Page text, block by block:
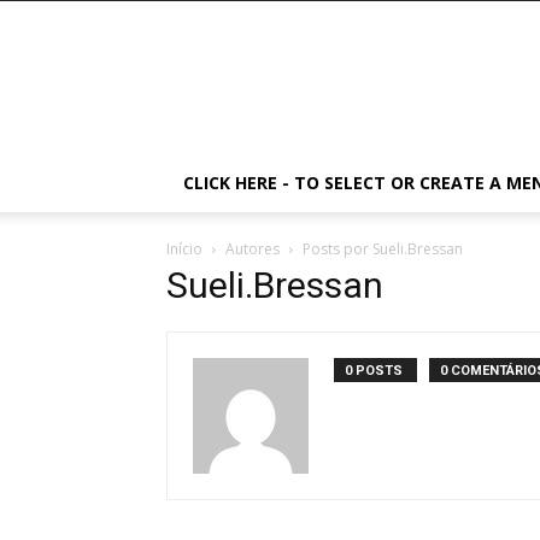
CLICK HERE - TO SELECT OR CREATE A
Início Autores Posts por Sueli.Bressan
Sueli.Bressan
0 POSTS 0